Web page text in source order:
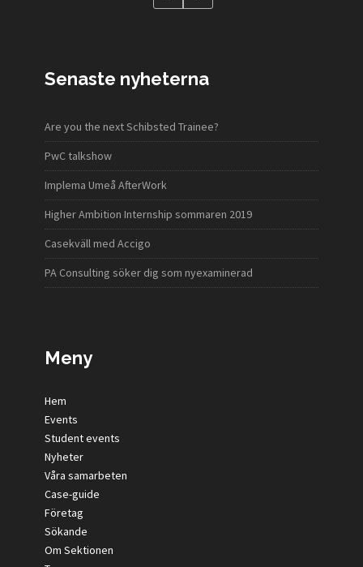
Senaste nyheterna
Are you the next Schibsted Trainee?
PwC talkshow
Implema Umeå AfterWork
Higher Ambition Internship sommaren 2019
Casekväll med Accigo
PA Consulting söker dig som nyexaminerad
Meny
Hem
Events
Student events
Nyheter
Våra samarbeten
Case-guide
Företag
Sökande
Om Sektionen